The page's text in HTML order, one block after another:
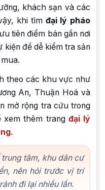
khách sạn và các
khi tìm đại lý pháo
tiên điểm bán gần nơi
kiện để dễ kiểm tra sản
theo các khu vực như
An, Thuận Hoá và
mở rộng tra cứu trong
xem thêm trang đại lý
.
tâm, khu dân cư
nên hỏi trước vị trí
đi lại nhiều lần.